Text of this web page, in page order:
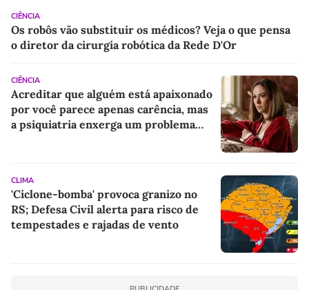
CIÊNCIA
Os robôs vão substituir os médicos? Veja o que pensa
o diretor da cirurgia robótica da Rede D'Or
CIÊNCIA
Acreditar que alguém está apaixonado
por você parece apenas carência, mas
a psiquiatria enxerga um problema
CLIMA
'Ciclone-bomba' provoca granizo no
RS; Defesa Civil alerta para risco de
tempestades e rajadas de vento